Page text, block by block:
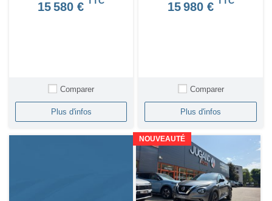
15 580 €
Comparer
Plus d'infos
15 980 €
Comparer
Plus d'infos
NOUVEAUTÉ